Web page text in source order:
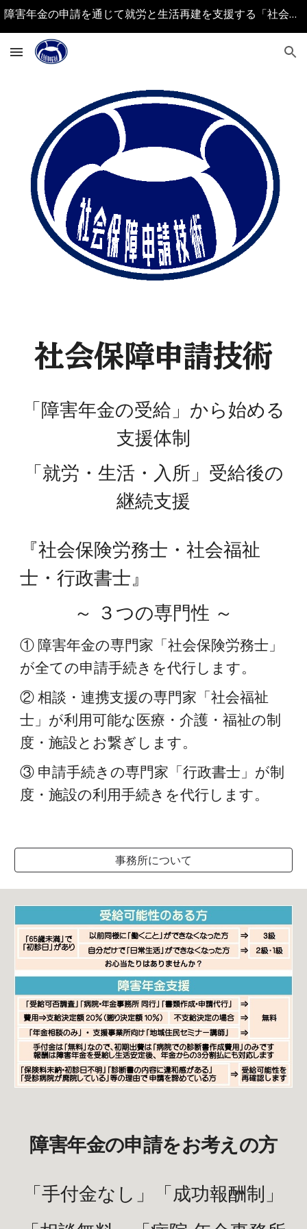
障害年金の申請を通じて就労と生活再建を支援する「社会福祉士 社会保険労務士 行政書士」事務所
社会保障申請技術
「障害年金の受給」から始める
支援体制
「就労・生活・入所」 受給後の
継続支援
『社会保険労務士・社会福祉
士・行政書士』
～ ３つの専門性 ～
① 障害年金の専門家「社会保険労務士」
が全ての申請手続きを代行します。
② 相談・連携支援の専門家「社会福祉
士」が利用可能な医療・介護・福祉の制
度・施設とお繋ぎします。
③ 申請手続きの専門家「行政書士」が制
度・施設の利用手続きを代行します。
事務所について
障害年金の申請をお考えの方
「手付金なし」「成功報酬制」